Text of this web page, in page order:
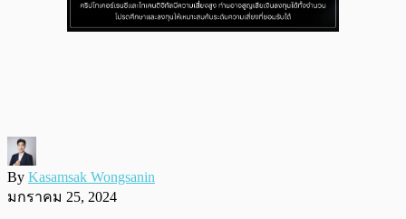
By Kasamsak Wongsanin
มกราคม 25, 2024